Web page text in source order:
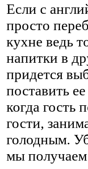
Если с
просто
кухне ведь
напитки в
придется
поставить
когда гость
гости,
голодным.
мы получаем